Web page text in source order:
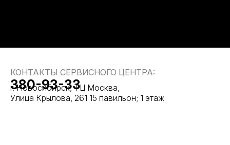
КОНТАКТЫ СЕРВИСНОГО ЦЕНТРА:
г. Новосибирск, ТЦ Москва,
Улица Крылова, 261 15 павильон; 1 этаж
380-93-33